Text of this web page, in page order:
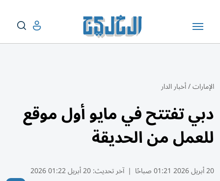
الإمارات/أخبار الدار
دبي تفتتح في مايو أول موقع
للعمل من الحديقة
20 أبريل 2026 01:21 صباحًا | آخر تحديث:20 أبريل 01:22 2026